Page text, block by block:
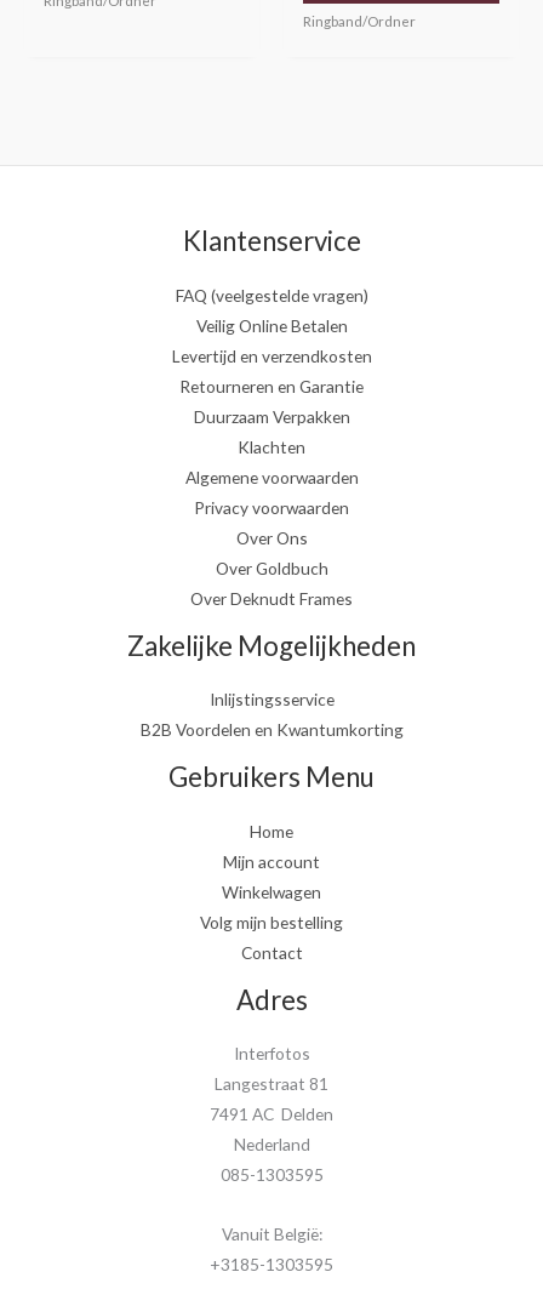
Ringband/Ordner
Klantenservice
FAQ (veelgestelde vragen)
Veilig Online Betalen
Levertijd en verzendkosten
Retourneren en Garantie
Duurzaam Verpakken
Klachten
Algemene voorwaarden
Privacy voorwaarden
Over Ons
Over Goldbuch
Over Deknudt Frames
Zakelijke Mogelijkheden
Inlijstingsservice
B2B Voordelen en Kwantumkorting
Gebruikers Menu
Home
Mijn account
Winkelwagen
Volg mijn bestelling
Contact
Adres
Interfotos
Langestraat 81
7491 AC Delden
Nederland
085-1303595
Vanuit België:
+3185-1303595